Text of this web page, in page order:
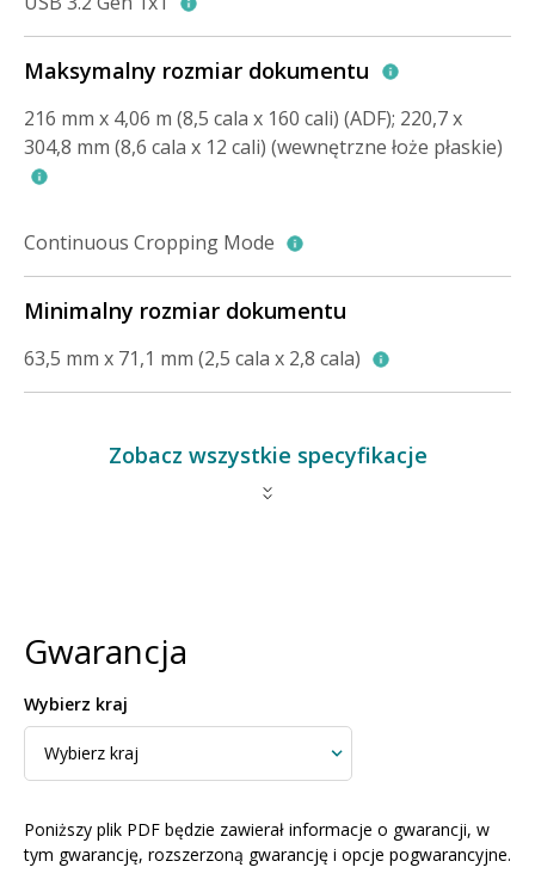
Maksymalny rozmiar dokumentu
216 mm x 4,06 m (8,5 cala x 160 cali) (ADF); 220,7 x
304,8 mm (8,6 cala x 12 cali) (wewnętrzne łoże płaskie)
Continuous Cropping Mode
Minimalny rozmiar dokumentu
63,5 mm x 71,1 mm (2,5 cala x 2,8 cala)
Zobacz wszystkie specyfikacje
Gwarancja
Wybierz kraj
Poniższy plik PDF będzie zawierał informacje o gwarancji, w
tym gwarancję, rozszerzoną gwarancję i opcje pogwarancyjne.